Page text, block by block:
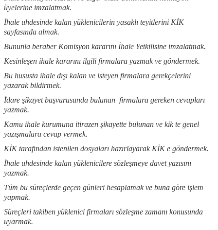
üyelerine imzalatmak.
İhale uhdesinde kalan yüklenicilerin yasaklı teyitlerini KİK
sayfasında almak.
Bununla beraber Komisyon kararını İhale Yetkilisine imzalatmak.
Kesinleşen ihale kararını ilgili firmalara yazmak ve göndermek.
Bu hususta ihale dışı kalan ve isteyen firmalara gerekçelerini
yazarak bildirmek.
İdare şikayet başvurusunda bulunan firmalara gereken cevapları
yazmak.
Kamu ihale kurumuna itirazen şikayette bulunan ve kik te genel
yazışmalara cevap vermek.
KİK tarafından istenilen dosyaları hazırlayarak KİK e göndermek.
İhale uhdesinde kalan yüklenicilere sözleşmeye davet yazısını
yazmak.
Tüm bu süreçlerde geçen günleri hesaplamak ve buna göre işlem
yapmak.
Süreçleri takiben yüklenici firmaları sözleşme zamanı konusunda
uyarmak.